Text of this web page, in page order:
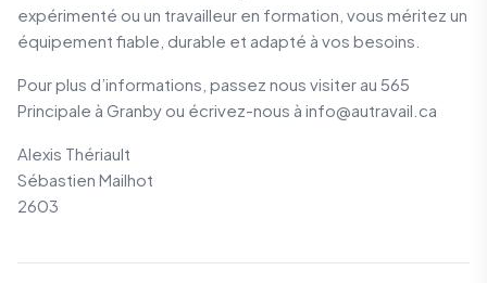
expérimenté ou un travailleur en formation, vous méritez un
équipement fiable, durable et adapté à vos besoins.
Pour plus d’informations, passez nous visiter au 565
Principale à Granby ou écrivez-nous à info@autravail.ca
Alexis Thériault
Sébastien Mailhot
2603